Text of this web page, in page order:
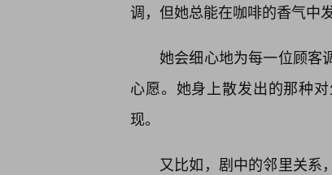
调，但她总能在咖啡的香气中
她会细心地为每一位顾客
心愿。她身上散发出的那种
现。
又比如，剧中的邻里关系